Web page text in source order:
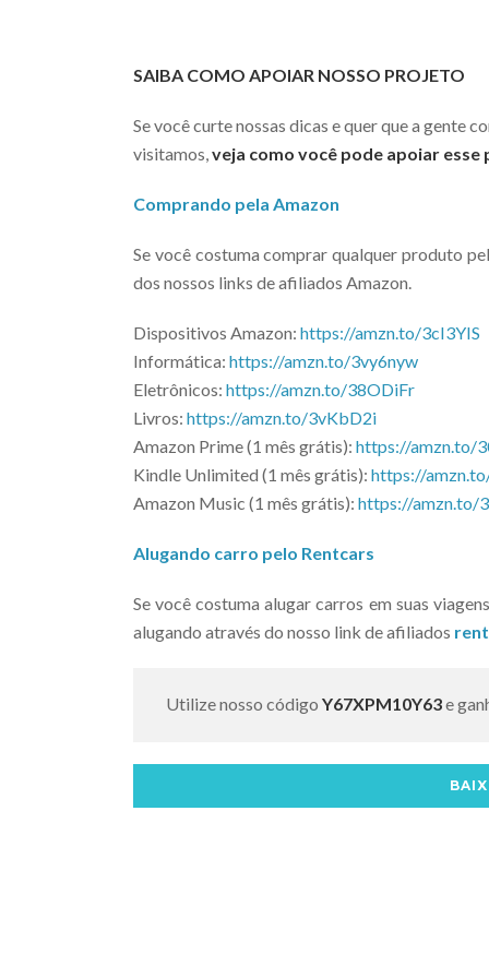
SAIBA COMO APOIAR NOSSO PROJETO
Se você curte nossas dicas e quer que a gente
visitamos,veja como você pode apoiar
Comprando pela Amazon
Se você costuma comprar qualquer produto
dos nossos links de afiliados Amazon.
Dispositivos Amazon: https://amzn.to/3cI3YIS
Informática: https://amzn.to/3vy6nyw
Eletrônicos: https://amzn.to/38ODiFr
Livros: https://amzn.to/3vKbD2i
Amazon Prime (1 mês grátis): https://amzn.to/
Kindle Unlimited (1 mês grátis): https://
Amazon Music (1 mês grátis): https://amzn.to/
Alugando carro pelo Rentcars
Se você costuma alugar carros em suas
alugando através do nosso link de afiliados
Utilize nosso código Y67XPM10Y63e